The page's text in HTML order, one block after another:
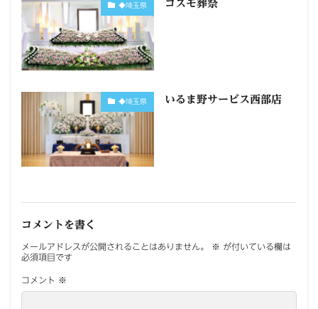
◆埼玉県 コスモ葬祭
◆埼玉県 いるま野サービス西部店
コメントを書く
メールアドレスが公開されることはありません。 ※ が付いている欄は
必須項目です
コメント ※